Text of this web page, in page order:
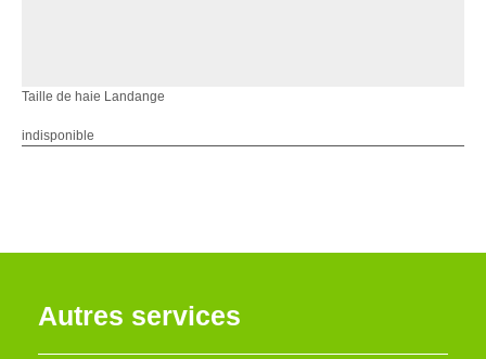
Taille de haie Landange
indisponible
Autres services